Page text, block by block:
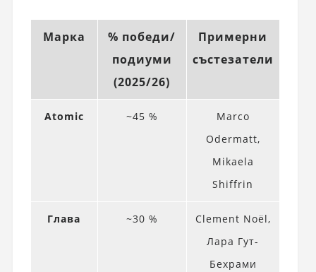
Марка
% победи/
подиуми
(2025/26)
Примерни
състезатели
Atomic ~45 %
Marco
Odermatt,
Mikaela
Shiffrin
Глава ~30 %
Clement Noël,
Лара Гут-
Бехрами